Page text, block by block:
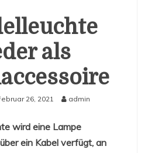
als
26, 2021 admin
wird eine Lampe
ein Kabel verfügt, an